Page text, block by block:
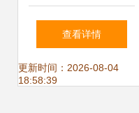
品线 以爱为名，物
业管理焕新升级
查看详情
更新时间：2026-08-04
18:58:39